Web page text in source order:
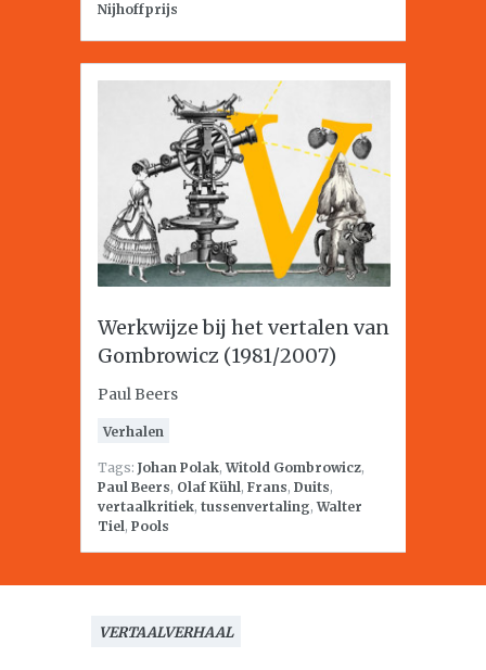
Nijhoffprijs
Werkwijze bij het vertalen van
Gombrowicz (1981/2007)
Paul Beers
Verhalen
Tags: Johan Polak,Witold Gombrowicz,
Paul Beers, Olaf Kühl, Frans, Duits,
vertaalkritiek, tussenvertaling,Walter
Tiel, Pools
VERTAALVERHAAL